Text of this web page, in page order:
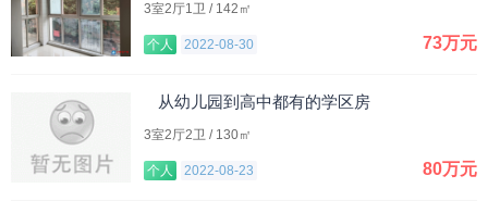
3室2厅1卫 / 142㎡
个人 2022-08-30 73万元
从幼儿园到高中都有的学区房
3室2厅2卫 / 130㎡
个人 2022-08-23 80万元